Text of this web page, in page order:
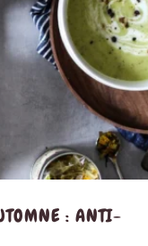
: ANTI-